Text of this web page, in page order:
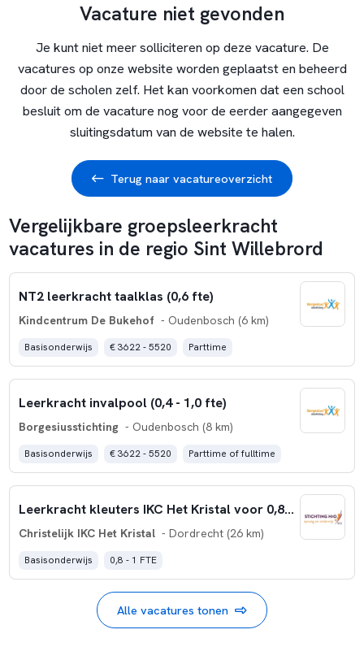
Vacature niet gevonden
Je kunt niet meer solliciteren op deze vacature. De
vacatures op onze website worden geplaatst en beheerd
door de scholen zelf. Het kan voorkomen dat een school
besluit om de vacature nog voor de eerder aangegeven
sluitingsdatum van de website te halen.
Terug naar vacatureoverzicht
Vergelijkbare groepsleerkracht
vacatures in de regio Sint Willebrord
NT2 leerkracht taalklas (0,6 fte)
Kindcentrum De Bukehof - Oudenbosch (6 km)
Basisonderwijs € 3622 - 5520 Parttime
Leerkracht invalpool (0,4 - 1,0 fte)
Borgesiusstichting - Oudenbosch (8 km)
Basisonderwijs € 3622 - 5520 Parttime of fulltime
Leerkracht kleuters IKC Het Kristal voor 0,8-1,0 fte
Christelijk IKC Het Kristal - Dordrecht (26 km)
Basisonderwijs 0,8 - 1 FTE
Alle vacatures tonen